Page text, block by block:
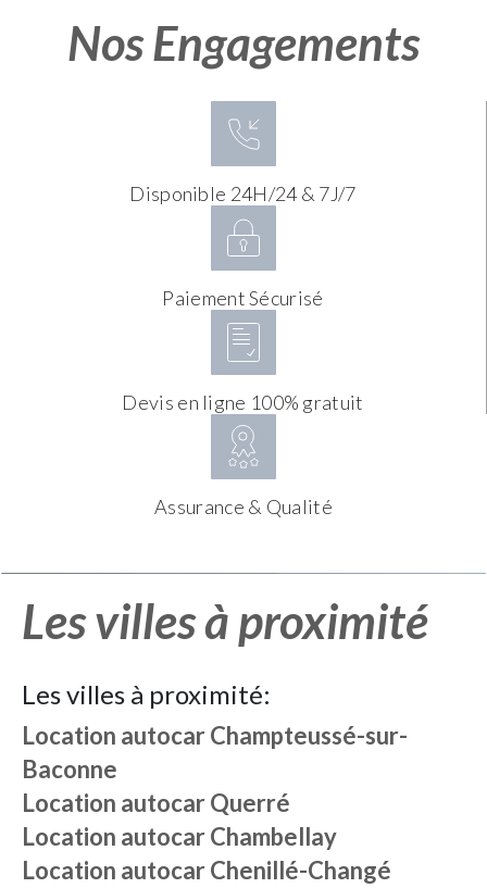
Nos Engagements
Disponible 24H/24 & 7J/7
Paiement Sécurisé
Devis en ligne 100% gratuit
Assurance & Qualité
Les villes à proximité
Les villes à proximité:
Location autocarChampteussé-sur-
Baconne
Location autocarQuerré
Location autocarChambellay
Location autocarChenillé-Changé